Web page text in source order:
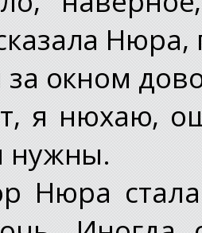
Нюра,
за окном
я нюхаю,
нужны.
Нюра